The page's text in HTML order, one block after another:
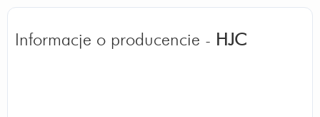
Informacje o producencie - HJC